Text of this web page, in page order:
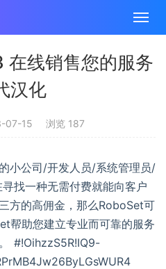
在线销售您的服务
汉化
07-15 浏览 187
小公司/开发人员/系统管理员/
找一种无需付费就能向客户
方的高佣金，那么RoboSet可
帮助您建立专业而可靠的服务
#!OihzzS5R!IQ9-